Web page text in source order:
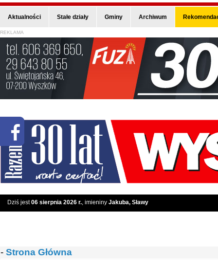
Aktualności Stałe działy Gminy Archiwum
REKLAMA
Dziś jest06 sierpnia 2026 r., imieniny Jakuba, Sławy
- Strona Główna